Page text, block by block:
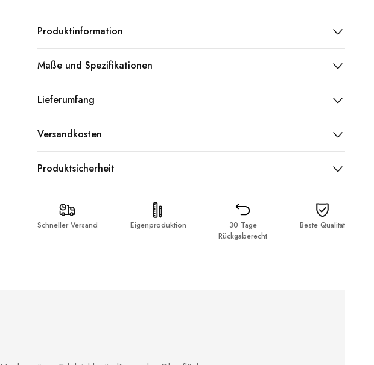
Produktinformation
Maße und Spezifikationen
Lieferumfang
Versandkosten
Produktsicherheit
Schneller Versand Eigenproduktion
30 Tage
Rückgaberecht
Beste Qualität